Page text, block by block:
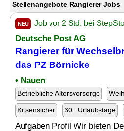
Stellenangebote Rangierer Jobs
NEU Job vor 2 Std. bei
Deutsche Post AG
Rangiererfür
das PZ Börnicke
• Nauen
Betriebliche Altersvorsorge
Krisensicher 30+ Urlaubstage
Aufgaben Profil Wir bieten